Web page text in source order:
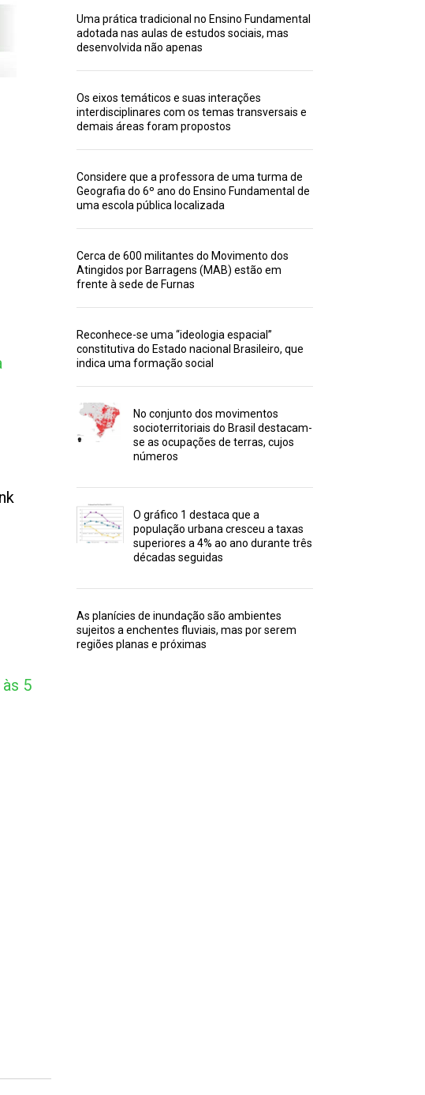
5
Uma prática tradicional no Ensino Fundamental
adotada nas aulas de estudos sociais, mas
desenvolvida não apenas
Os eixos temáticos e suas interações
interdisciplinares com os temas transversais e
demais áreas foram propostos
Considere que a professora de uma turma de
Geografia do 6º ano do Ensino Fundamental de
uma escola pública localizada
Cerca de 600 militantes do Movimento dos
Atingidos por Barragens (MAB) estão em
frente à sede de Furnas
Reconhece-se uma “ideologia espacial”
constitutiva do Estado nacional Brasileiro, que
indica uma formação social
No conjunto dos movimentos
socioterritoriais do Brasil destacam-
se as ocupações de terras, cujos
números
O gráfico 1 destaca que a
população urbana cresceu a taxas
superiores a 4% ao ano durante três
décadas seguidas
As planícies de inundação são ambientes
sujeitos a enchentes fluviais, mas por serem
regiões planas e próximas